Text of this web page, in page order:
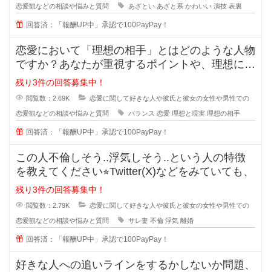
恋愛観などの相談や悩みと質問 あざとい あざと系 かわいい 演技 表裏
回答済：「報酬UP中」承認で100PayPay！
恋愛において「理想の相手」とはどのような人物
ですか？あなたが重視するポイントや、理想に近
づくためのアドバイスがあれば教え
残り3件の回答募集中！
閲覧数：2.69K 恋愛に関して好きな人や彼氏と彼女の女性や男性での
恋愛観などの相談や悩みと質問 バランス 恋愛 理想と現実 理想の相手
回答済：「報酬UP中」承認で100PayPay！
この人不倫しそう..浮気しそう..という人の特徴
を教えてください⭐︎Twitter(X)などをみていても、
残り3件の回答募集中！
閲覧数：2.79K 恋愛に関して好きな人や彼氏と彼女の女性や男性での
恋愛観などの相談や悩みと質問 サレ妻 不倫 浮気 離婚
回答済：「報酬UP中」承認で100PayPay！
好きな人への追いラインをするかしないか問題、